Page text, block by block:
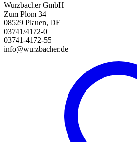
Wurzbacher GmbH
Zum Plom 34
08529 Plauen, DE
03741/4172-0
03741-4172-55
info@wurzbacher.de